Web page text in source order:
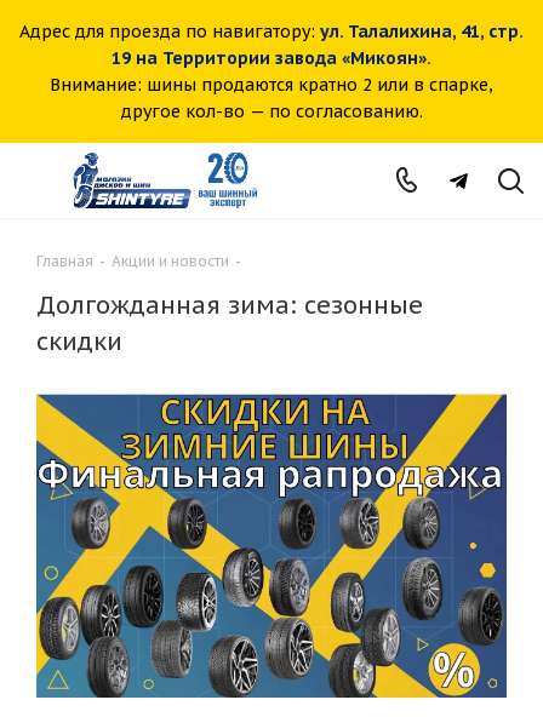
Адрес для проезда по навигатору: ул. Талалихина, 41, стр.
19 на Территории завода «Микоян».
Внимание: шины продаются кратно 2 или в спарке,
другое кол-во — по согласованию.
Главная - Акции и новости -
Долгожданная зима: сезонные
скидки